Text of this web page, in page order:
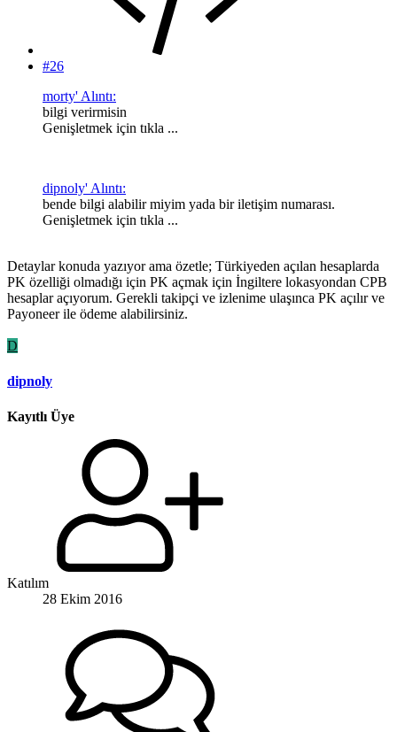
#26
morty' Alıntı:
bilgi verirmisin
Genişletmek için tıkla ...
dipnoly' Alıntı:
bende bilgi alabilir miyim yada bir iletişim numarası.
Genişletmek için tıkla ...
Detaylar konuda yazıyor ama özetle; Türkiyeden açılan hesaplarda
PK özelliği olmadığı için PK açmak için İngiltere lokasyondan CPB
hesaplar açıyorum. Gerekli takipçi ve izlenime ulaşınca PK açılır ve
Payoneer ile ödeme alabilirsiniz.
D
dipnoly
Kayıtlı Üye
Katılım
28 Ekim 2016